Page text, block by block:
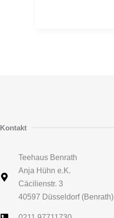
Kontakt
Teehaus Benrath
Anja Hühn e.K.
Cäcilienstr. 3
40597 Düsseldorf (Benrath)